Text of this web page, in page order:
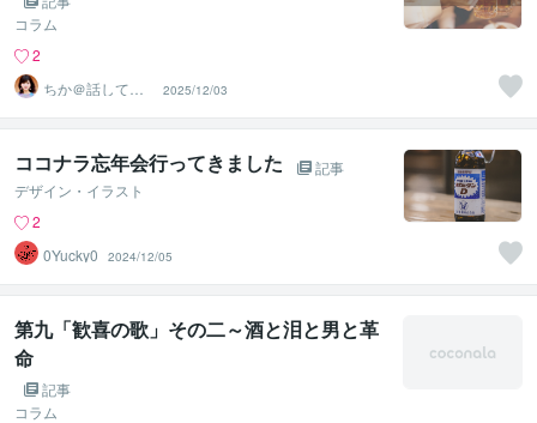
コラム
2
ちか＠話して落
ち着くカウンセ
ラー
2025/12/03
ココナラ忘年会行ってきました
記事
デザイン・イラスト
2
0Yucky0
2024/12/05
第九「歓喜の歌」その二～酒と泪と男と革
命
記事
コラム